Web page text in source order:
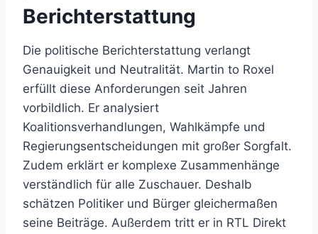
Berichterstattung
Die politische Berichterstattung verlangt
Genauigkeit und Neutralität. Martin to Roxel
erfüllt diese Anforderungen seit Jahren
vorbildlich. Er analysiert
Koalitionsverhandlungen, Wahlkämpfe und
Regierungsentscheidungen mit großer Sorgfalt.
Zudem erklärt er komplexe Zusammenhänge
verständlich für alle Zuschauer. Deshalb
schätzen Politiker und Bürger gleichermaßen
seine Beiträge. Außerdem tritt er in RTL Direkt